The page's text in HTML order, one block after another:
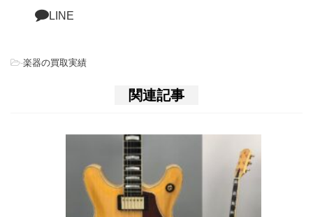
LINE
-楽器の買取実績
関連記事